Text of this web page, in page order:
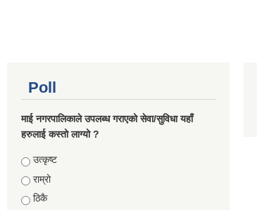
Poll
माई नगरपालिकाले उपलब्ध गराएको सेवा/सुविधा यहाँ
हरुलाई कस्तो लाग्यो ?
Choices
उत्कृष्ट
राम्रो
ठिकै